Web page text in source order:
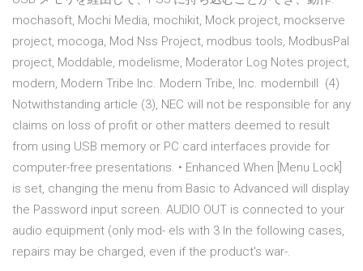
mochasoft, Mochi Media, mochikit, Mock project, mockserve
project, mocoga, Mod Nss Project, modbus tools, ModbusPal
project, Moddable, modelisme, Moderator Log Notes project,
modern, Modern Tribe Inc. Modern Tribe, Inc. modernbill (4)
Notwithstanding article (3), NEC will not be responsible for any
claims on loss of profit or other matters deemed to result
from using USB memory or PC card interfaces provide for
computer-free presentations. • Enhanced When [Menu Lock]
is set, changing the menu from Basic to Advanced will display
the Password input screen. AUDIO OUT is connected to your
audio equipment (only mod- els with 3 In the following cases,
repairs may be charged, even if the product's war-.